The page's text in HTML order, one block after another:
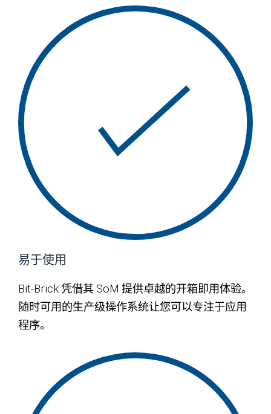
易于使用
Bit-Brick 凭借其 SoM 提供卓越的开箱即用体验。
随时可用的生产级操作系统让您可以专注于应用
程序。